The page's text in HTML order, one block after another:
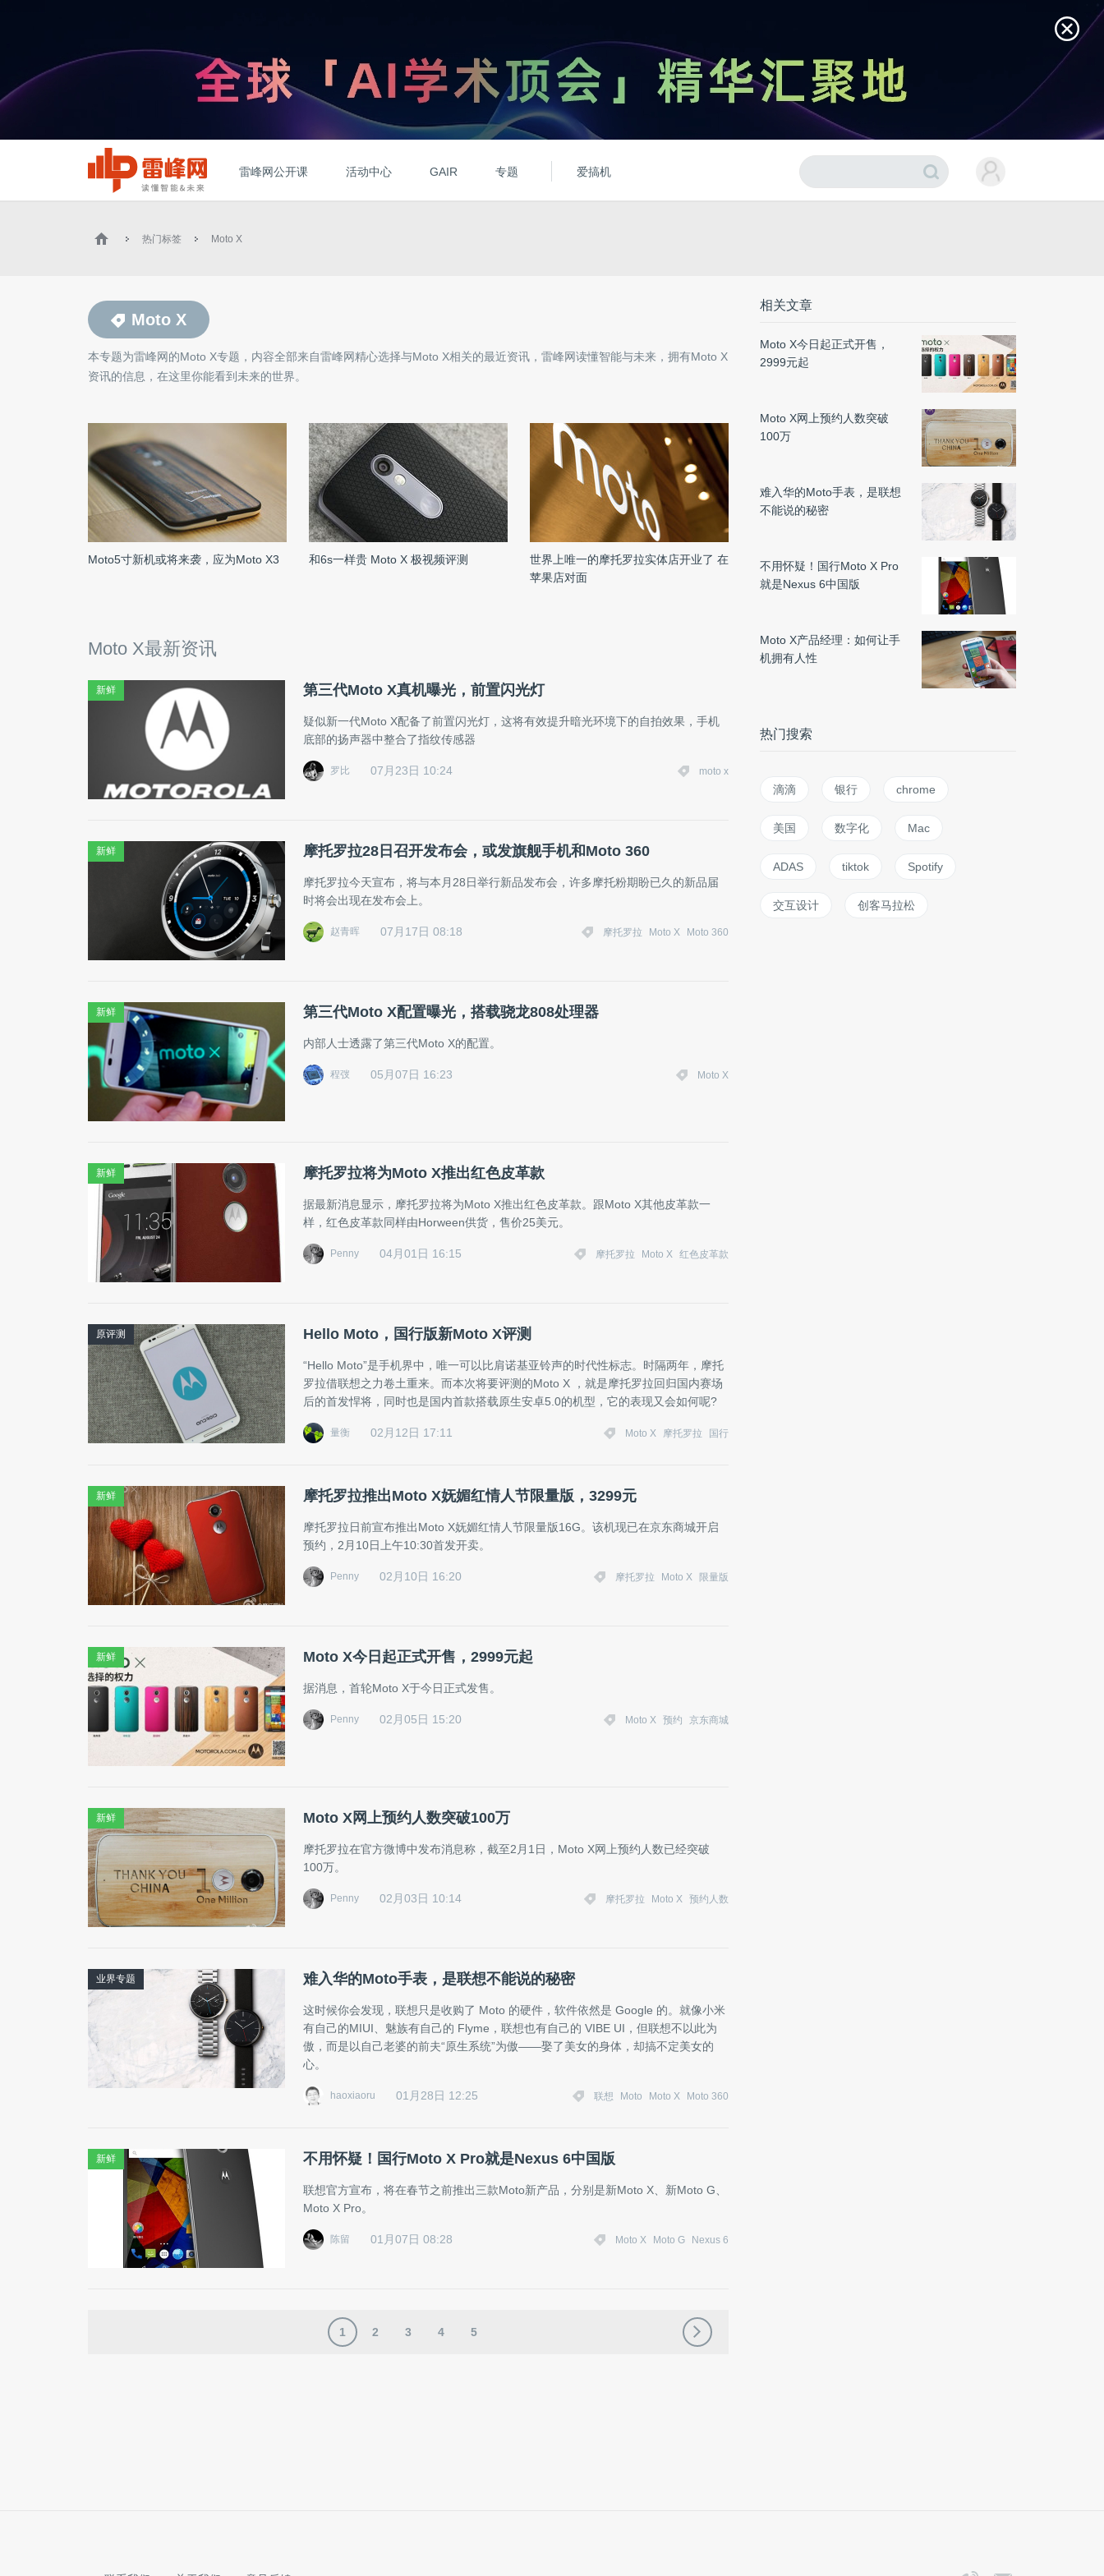
雷峰网公开课 活动中心 GAIR 专题 爱搞机
热门标签 Moto X
Moto X
本专题为雷峰网的Moto X专题，内容全部来自雷峰网精心选择与Moto X相关的最近资讯，雷峰网读懂智能与未来，拥有Moto X
资讯的信息，在这里你能看到未来的世界。
Moto5寸新机或将来袭，应为Moto X3 和6s一样贵 Moto X 极视频评测
世界上唯一的摩托罗拉实体店开业了 在
苹果店对面
Moto X最新资讯
新鲜 第三代Moto X真机曝光，前置闪光灯
疑似新一代Moto X配备了前置闪光灯，这将有效提升暗光环境下的自拍效果，手机
底部的扬声器中整合了指纹传感器
罗比 07月23日 10:24 moto x
新鲜 摩托罗拉28日召开发布会，或发旗舰手机和Moto 360
摩托罗拉今天宣布，将与本月28日举行新品发布会，许多摩托粉期盼已久的新品届
时将会出现在发布会上。
赵青晖 07月17日 08:18 摩托罗拉 Moto X Moto 360
新鲜 第三代Moto X配置曝光，搭载骁龙808处理器
内部人士透露了第三代Moto X的配置。
程弢 05月07日 16:23 Moto X
新鲜 摩托罗拉将为Moto X推出红色皮革款
据最新消息显示，摩托罗拉将为Moto X推出红色皮革款。跟Moto X其他皮革款一
样，红色皮革款同样由Horween供货，售价25美元。
Penny 04月01日 16:15 摩托罗拉 Moto X 红色皮革款
原评测 Hello Moto，国行版新Moto X评测
“Hello Moto”是手机界中，唯一可以比肩诺基亚铃声的时代性标志。时隔两年，摩托
罗拉借联想之力卷土重来。而本次将要评测的Moto X ，就是摩托罗拉回归国内赛场
后的首发悍将，同时也是国内首款搭载原生安卓5.0的机型，它的表现又会如何呢?
量衡 02月12日 17:11 Moto X 摩托罗拉 国行
新鲜 摩托罗拉推出Moto X妩媚红情人节限量版，3299元
​摩托罗拉日前宣布推出Moto X妩媚红情人节限量版16G。该机现已在京东商城开启
预约，2月10日上午10:30首发开卖。
Penny 02月10日 16:20 摩托罗拉 Moto X 限量版
新鲜 Moto X今日起正式开售，2999元起
据消息，首轮Moto X于今日正式发售。
Penny 02月05日 15:20 Moto X 预约 京东商城
新鲜 Moto X网上预约人数突破100万
摩托罗拉在官方微博中发布消息称，截至2月1日，Moto X网上预约人数已经突破
100万。
Penny 02月03日 10:14 摩托罗拉 Moto X 预约人数
业界专题 难入华的Moto手表，是联想不能说的秘密
这时候你会发现，联想只是收购了 Moto 的硬件，软件依然是 Google 的。就像小米
有自己的MIUI、魅族有自己的 Flyme，联想也有自己的 VIBE UI，但联想不以此为
傲，而是以自己老婆的前夫“原生系统”为傲——娶了美女的身体，却搞不定美女的
心。
haoxiaoru 01月28日 12:25 联想 Moto Moto X Moto 360
新鲜 不用怀疑！国行Moto X Pro就是Nexus 6中国版
联想官方宣布，将在春节之前推出三款Moto新产品，分别是新Moto X、新Moto G、
Moto X Pro。
陈留 01月07日 08:28 Moto X Moto G Nexus 6
1 2 3 4 5
相关文章
Moto X今日起正式开售，
2999元起
Moto X网上预约人数突破
100万
难入华的Moto手表，是联想
不能说的秘密
不用怀疑！国行Moto X Pro
就是Nexus 6中国版
Moto X产品经理：如何让手
机拥有人性
热门搜索
滴滴 银行 chrome
美国 数字化 Mac
ADAS tiktok Spotify
交互设计 创客马拉松